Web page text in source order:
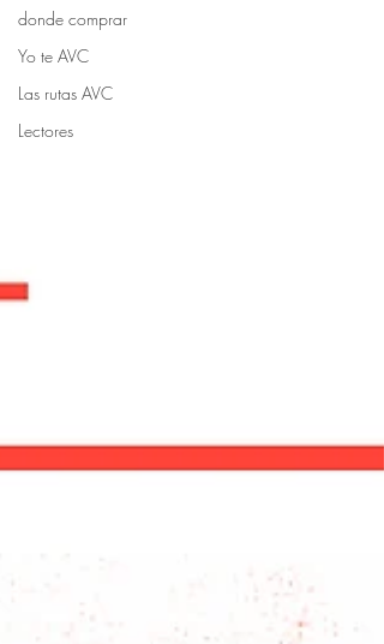
donde comprar
Yo te AVC
Las rutas AVC
Lectores